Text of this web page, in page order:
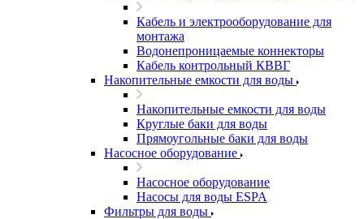
Кабель и электрооборудование для
монтажа
Водонепроницаемые коннекторы
Кабель контрольный КВВГ
Накопительные емкости для воды
Накопительные емкости для воды
Круглые баки для воды
Прямоугольные баки для воды
Насосное оборудование
Насосное оборудование
Насосы для воды ESPA
Фильтры для воды